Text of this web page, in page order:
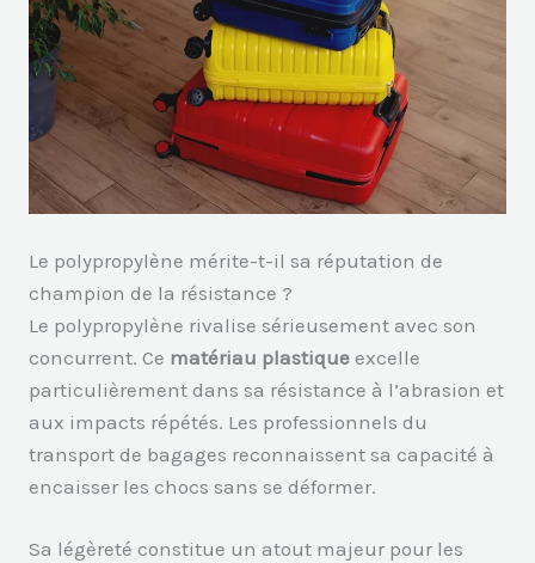
Le polypropylène mérite-t-il sa réputation de
champion de la résistance ?
Le polypropylène rivalise sérieusement avec son
concurrent. Ce matériau plastique excelle
particulièrement dans sa résistance à l’abrasion et
aux impacts répétés. Les professionnels du
transport de bagages reconnaissent sa capacité à
encaisser les chocs sans se déformer.
Sa légèreté constitue un atout majeur pour les